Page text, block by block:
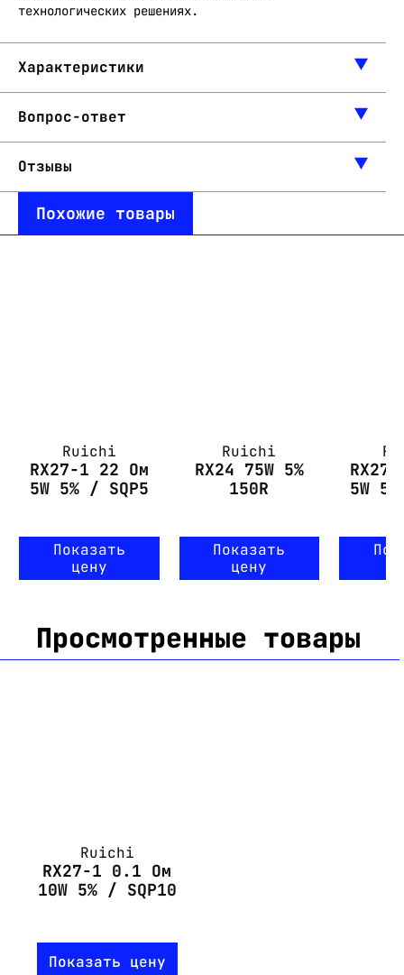
технологических решениях.
Характеристики
Вопрос-ответ
Отзывы
Похожие товары
Ruichi
RX27-1 22 Ом
5W 5% / SQP5
Показать
цену
Ruichi
RX24 75W 5%
150R
Показать
цену
5W
Просмотренные товары
Ruichi
RX27-1 0.1 Ом
10W 5% / SQP10
Показать цену